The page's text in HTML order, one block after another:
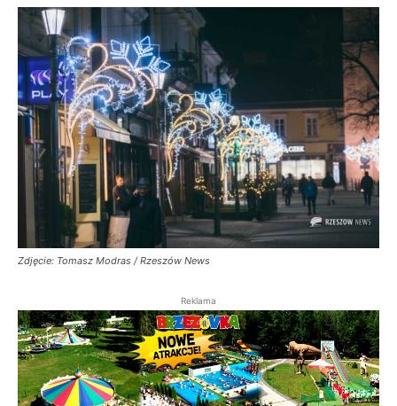
Zdjęcie: Tomasz Modras / Rzeszów News
Reklama